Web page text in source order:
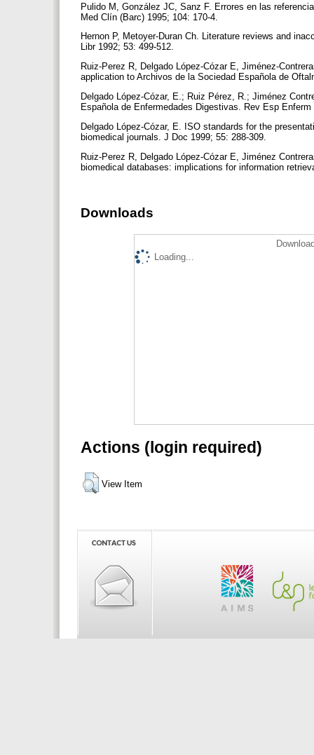
Pulido M, González JC, Sanz F. Errores en las
Med Clín (Barc) 1995; 104: 170-4.
Hernon P, Metoyer-Duran Ch. Literature reviews and
Libr 1992; 53: 499-512.
Ruiz-Perez R, Delgado López-Cózar E, Jiménez-
application to Archivos de la Sociedad Española de
Delgado López-Cózar, E.; Ruiz Pérez, R.; Jiménez
Española de Enfermedades Digestivas. Rev Esp
Delgado López-Cózar, E. ISO standards for the
biomedical journals. J Doc 1999; 55: 288-309.
Ruiz-Perez R, Delgado López-Cózar E, Jiménez
biomedical databases: implications for information
Downloads
Loading...
Actions (login required)
View Item